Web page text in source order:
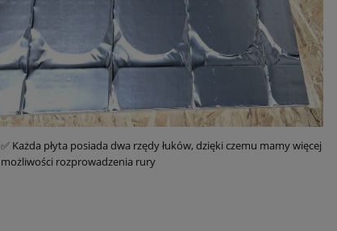
✅ Każda płyta posiada dwa rzędy łuków, dzięki czemu mamy więcej
możliwości rozprowadzenia rury